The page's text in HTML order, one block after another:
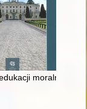
odmoralnej